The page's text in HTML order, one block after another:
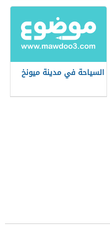
السياحة في مدينة ميونخ